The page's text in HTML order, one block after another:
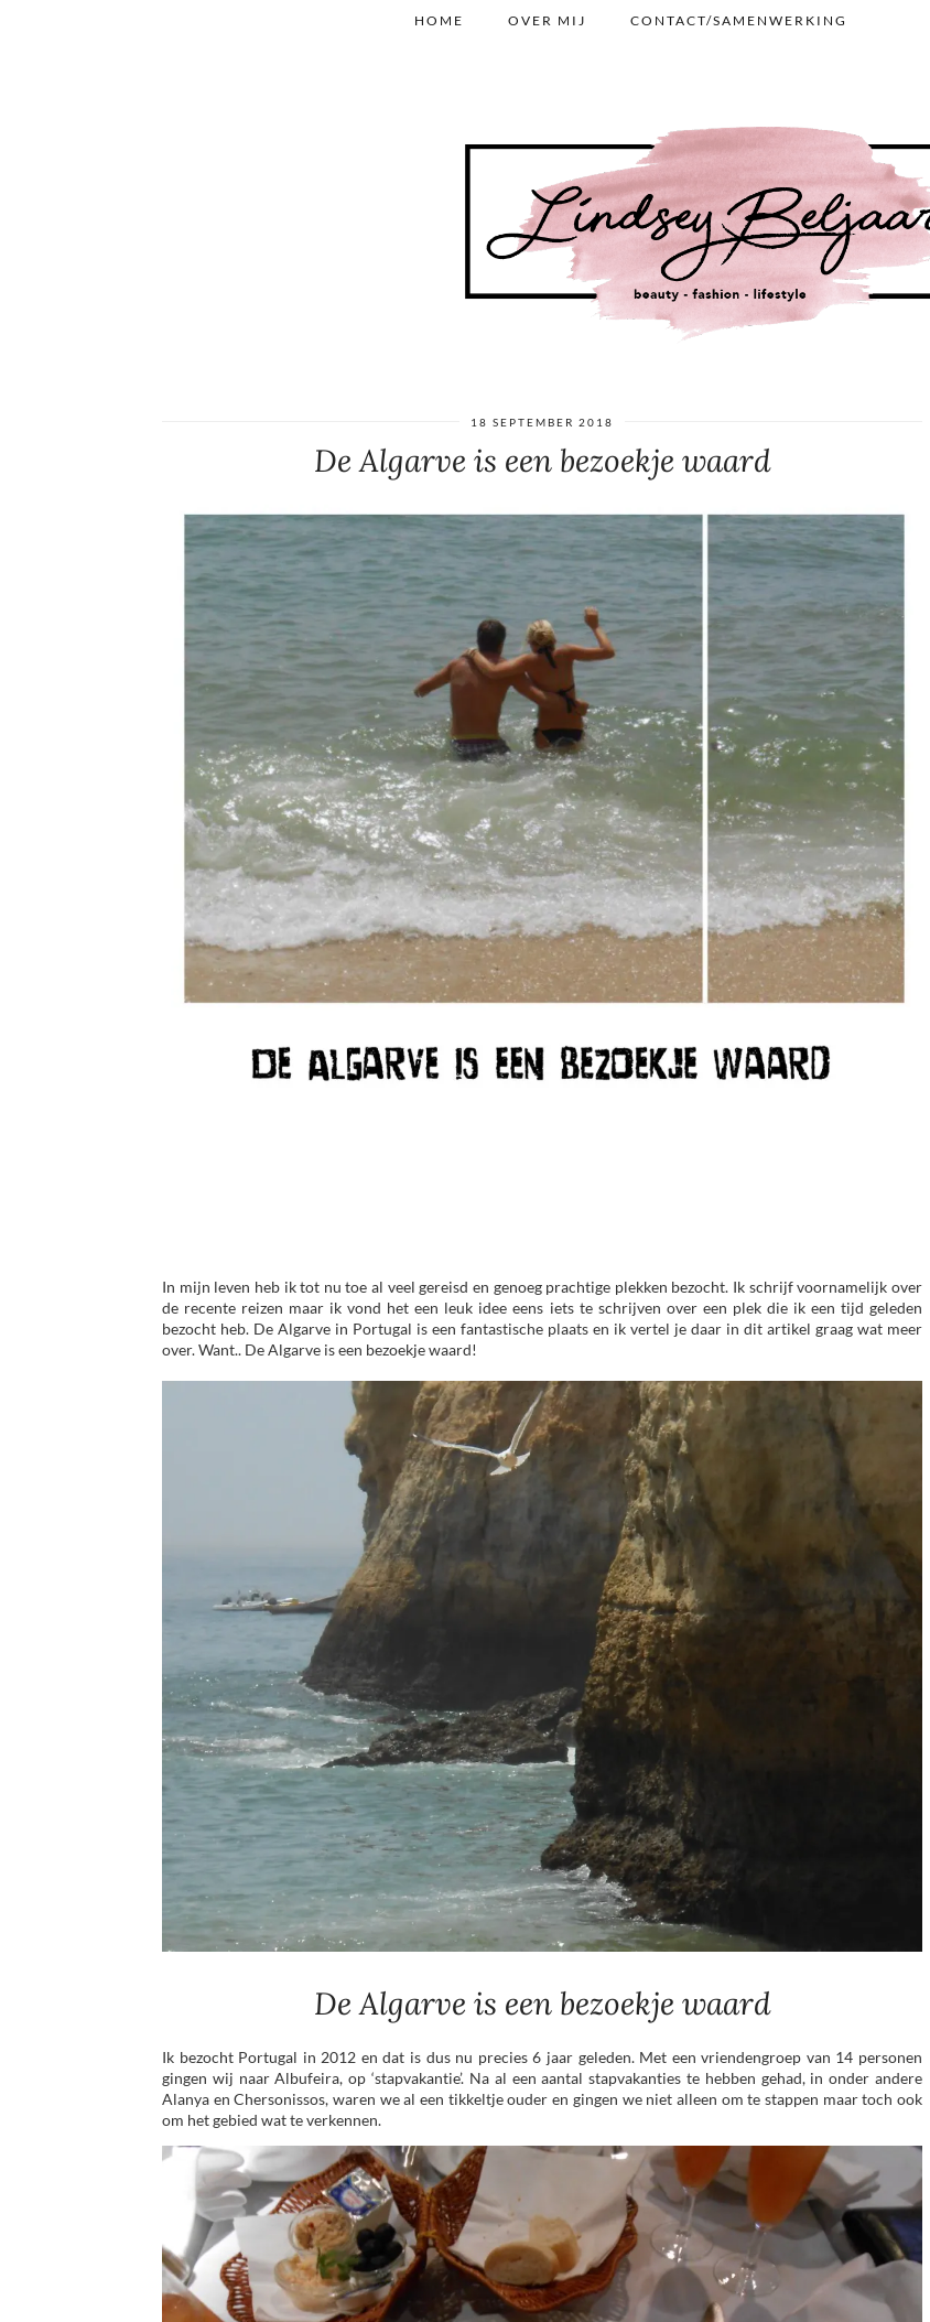
HOME OVER MIJ CONTACT/SAMENWERKING
18 SEPTEMBER 2018
De Algarve is een bezoekje waard
In mijn leven heb ik tot nu toe al veel gereisd en genoeg prachtige plekken bezocht. Ik schrijf voornamelijk over
de recente reizen maar ik vond het een leuk idee eens iets te schrijven over een plek die ik een tijd geleden
bezocht heb. De Algarve in Portugal is een fantastische plaats en ik vertel je daar in dit artikel graag wat meer
over. Want.. De Algarve is een bezoekje waard!
De Algarve is een bezoekje waard
Ik bezocht Portugal in 2012 en dat is dus nu precies 6 jaar geleden. Met een vriendengroep van 14 personen
gingen wij naar Albufeira, op ‘stapvakantie’. Na al een aantal stapvakanties te hebben gehad, in onder andere
Alanya en Chersonissos, waren we al een tikkeltje ouder en gingen we niet alleen om te stappen maar toch ook
om het gebied wat te verkennen.